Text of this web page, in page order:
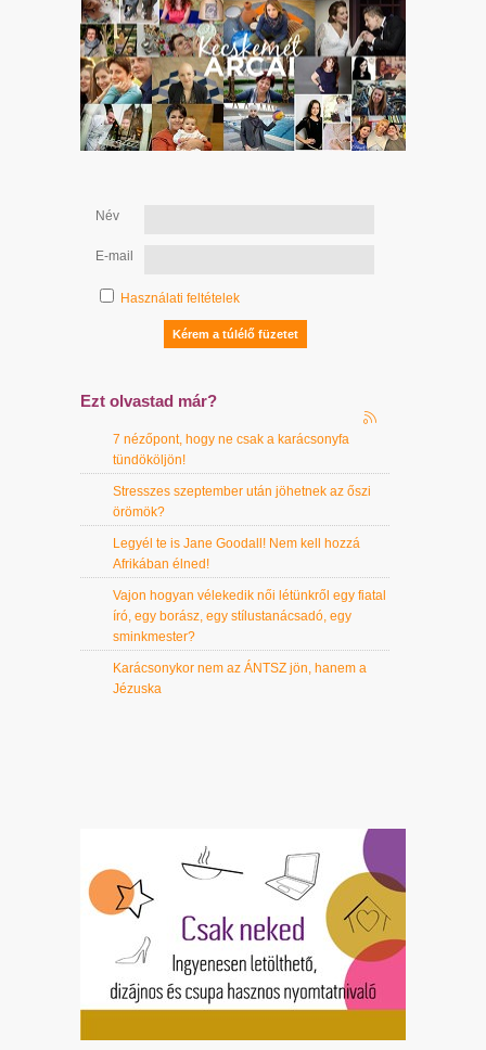
Név
E-mail
Használati feltételek
Ezt olvastad már?
7 nézőpont, hogy ne csak a karácsonyfa
tündököljön!
Stresszes szeptember után jöhetnek az őszi
örömök?
Legyél te is Jane Goodall! Nem kell hozzá
Afrikában élned!
Vajon hogyan vélekedik női létünkről egy fiatal
író, egy borász, egy stílustanácsadó, egy
sminkmester?
Karácsonykor nem az ÁNTSZ jön, hanem a
Jézuska